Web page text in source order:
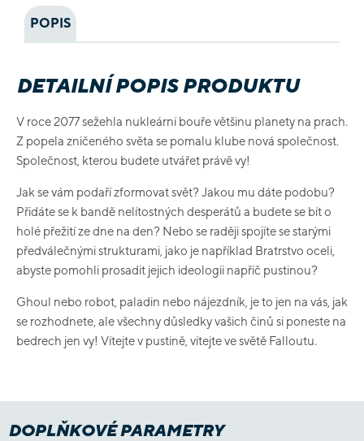
POPIS
DETAILNÍ POPIS PRODUKTU
V roce 2077 sežehla nukleární bouře většinu planety na prach.
Z popela zničeného světa se pomalu klube nová společnost.
Společnost, kterou budete utvářet právě vy!
Jak se vám podaří zformovat svět? Jakou mu dáte podobu?
Přidáte se k bandě nelítostných desperátů a budete se bít o
holé přežití ze dne na den? Nebo se raději spojíte se starými
předválečnými strukturami, jako je například Bratrstvo oceli,
abyste pomohli prosadit jejich ideologii napříč pustinou?
Ghoul nebo robot, paladin nebo nájezdník, je to jen na vás, jak
se rozhodnete, ale všechny důsledky vašich činů si poneste na
bedrech jen vy! Vítejte v pustině, vítejte ve světě Falloutu.
DOPLŇKOVÉ PARAMETRY